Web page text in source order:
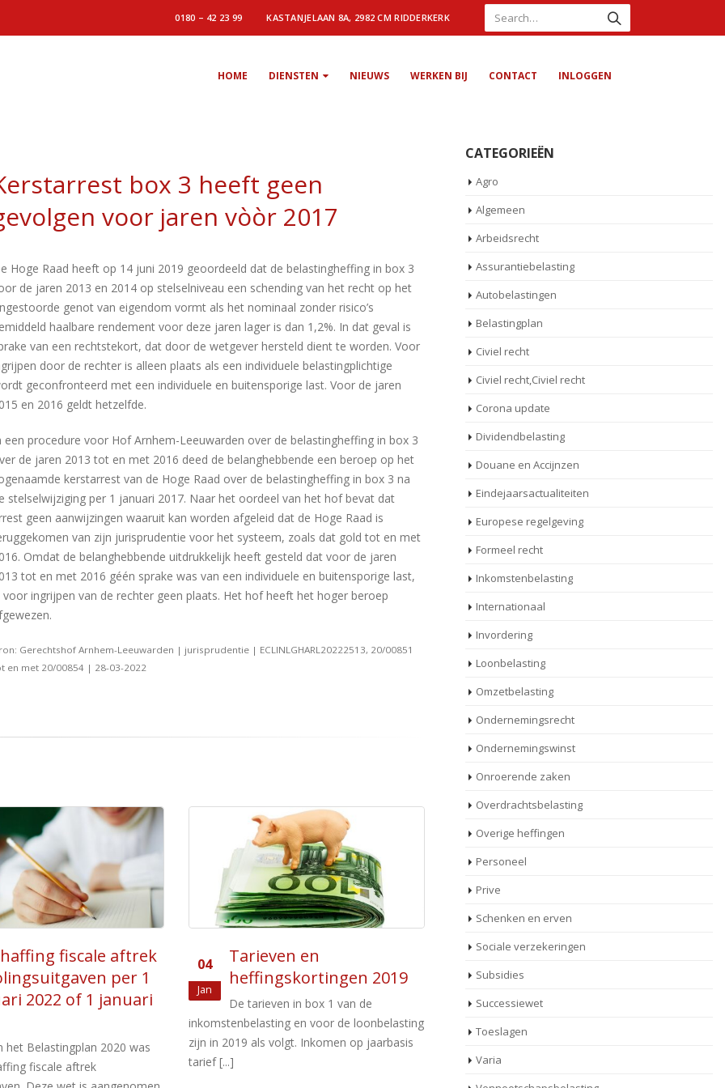
0180 – 42 23 99 KASTANJELAAN 8A, 2982 CM RIDDERKERK
HOME DIENSTEN NIEUWS WERKEN BIJ CONTACT INLOGGEN
box 3 heeft geen
voor jaren vòòr 2017
Hoge Raad heeft op 14 juni 2019 geoordeeld dat de belastingheffing in box 3
de jaren 2013 en 2014 op stelselniveau een schending van het recht op het
genot van eigendom vormt als het nominaal zonder risico’s
haalbare rendement voor deze jaren lager is dan 1,2%. In dat geval is
van een rechtstekort, dat door de wetgever hersteld dient te worden. Voor
door de rechter is alleen plaats als een individuele belastingplichtige
geconfronteerd met een individuele en buitensporige last. Voor de jaren
en 2016 geldt hetzelfde.
een procedure voor Hof Arnhem-Leeuwarden over de belastingheffing in box 3
de jaren 2013 tot en met 2016 deed de belanghebbende een beroep op het
kerstarrest van de Hoge Raad over de belastingheffing in box 3 na
stelselwijziging per 1 januari 2017. Naar het oordeel van het hof bevat dat
geen aanwijzingen waaruit kan worden afgeleid dat de Hoge Raad is
van zijn jurisprudentie voor het systeem, zoals dat gold tot en met
Omdat de belanghebbende uitdrukkelijk heeft gesteld dat voor de jaren
tot en met 2016 géén sprake was van een individuele en buitensporige last,
voor ingrijpen van de rechter geen plaats. Het hof heeft het hoger beroep
Gerechtshof Arnhem-Leeuwarden | jurisprudentie | ECLINLGHARL20222513, 20/00851
en met 20/00854 | 28-03-2022
en
2019
in box 1 van de
en voor de loonbelasting
volgt. Inkomen op jaarbasis
01
feb
Aftrek premies
arbeidsongeschiktheidsverzekering
door ander dan
verzekeringnemer
Aftrek dieetkosten
De extra uitgaven die een
belastingplichtige doet voor een op
te merken als [...]
CATEGORIEËN
Agro
Algemeen
Arbeidsrecht
Assurantiebelasting
Autobelastingen
Belastingplan
Civiel recht
Civiel recht,Civiel recht
Corona update
Dividendbelasting
Douane en Accijnzen
Eindejaarsactualiteiten
Europese regelgeving
Formeel recht
Inkomstenbelasting
Internationaal
Invordering
Loonbelasting
Omzetbelasting
Ondernemingsrecht
Ondernemingswinst
Onroerende zaken
Overdrachtsbelasting
Overige heffingen
Personeel
Prive
Schenken en erven
Sociale verzekeringen
Subsidies
Successiewet
Toeslagen
Varia